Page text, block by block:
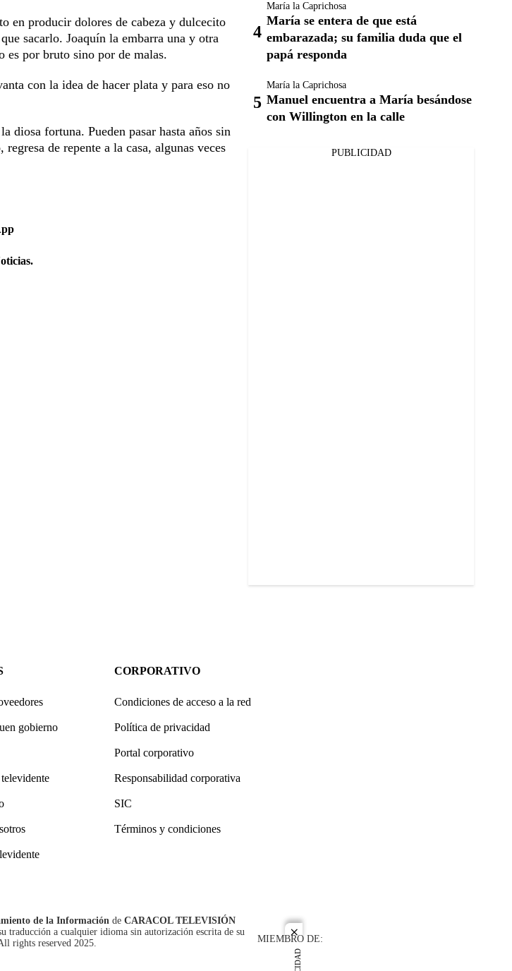
close
en producir dolores de cabeza y dulcecito
sacarlo. Joaquín la embarra una y otra
es por bruto sino por de malas.
con la idea de hacer plata y para eso no
diosa fortuna. Pueden pasar hasta años sin
de repente a la casa, algunas veces
María la Caprichosa
María se entera de que está
embarazada; su familia duda que el
papá responda
María la Caprichosa
Manuel encuentra a María besándose
con Willington en la calle
PUBLICIDAD
gobierno
CORPORATIVO
Condiciones de acceso a la red
Política de privacidad
Portal corporativo
Responsabilidad corporativa
SIC
Términos y condiciones
de la Información de CARACOL TELEVISIÓN
traducción a cualquier idioma sin autorización escrita de su
rights reserved 2025.
MIEMBRO DE: